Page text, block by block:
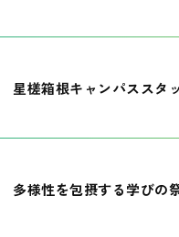
星槎箱根キャンパススタ
多様性を包摂する学び